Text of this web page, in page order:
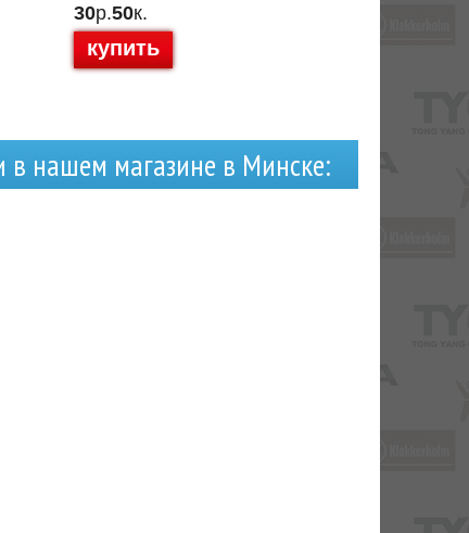
30р.50к.
купить
в нашем магазине в Минске: